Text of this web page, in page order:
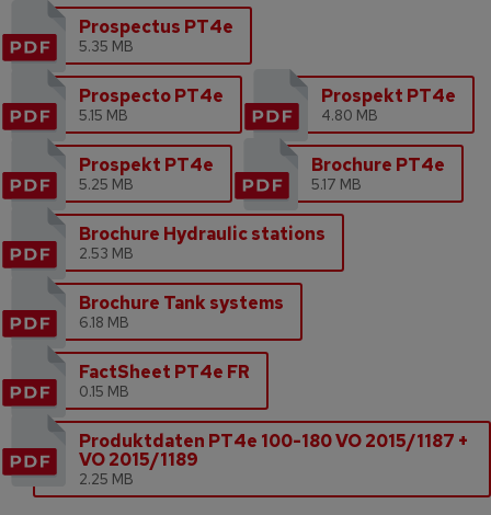
Prospectus PT4e
5.35 MB
Prospecto PT4e
5.15 MB
Prospekt PT4e
4.80 MB
Prospekt PT4e
5.25 MB
Brochure PT4e
5.17 MB
Brochure Hydraulic stations
2.53 MB
Brochure Tank systems
6.18 MB
FactSheet PT4e FR
0.15 MB
Produktdaten PT4e 100-180 VO 2015/1187 +
VO 2015/1189
2.25 MB